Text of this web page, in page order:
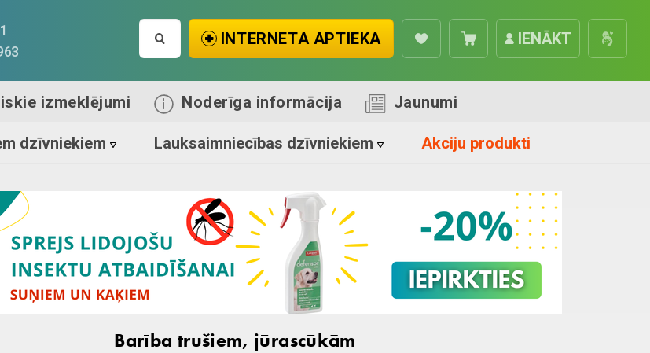
IENĀKT
INTERNETA APTIEKA
izmeklējumi Noderīga informācija Jaunumi
dzīvniekiem Lauksaimniecības dzīvniekiem Akciju produkti
Barība trušiem, jūrascūkām